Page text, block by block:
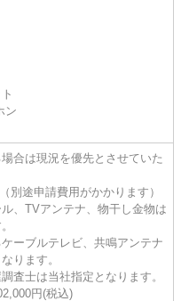
ン
合は現況を優先とさせていた
別途申請費用がかかります）
、TVアンテナ、物干し金物は
ーブルテレビ、共鳴アンテナ
ります。
査士は当社指定となります。
円(税込)